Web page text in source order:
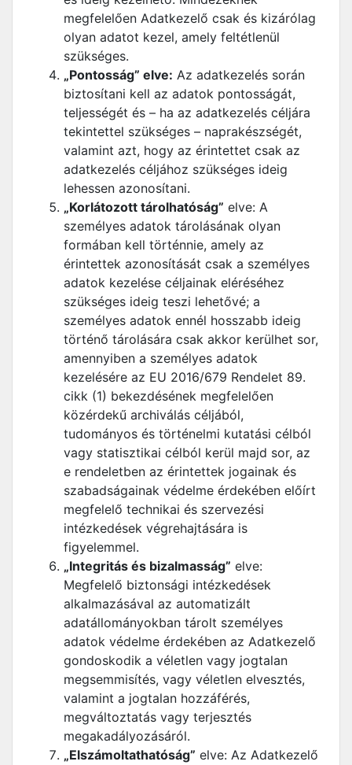
megfelelően Adatkezelő csak és kizárólag
olyan adatot kezel, amely feltétlenül
szükséges.
„Pontosság” elve: Az adatkezelés során
biztosítani kell az adatok pontosságát,
teljességét és – ha az adatkezelés céljára
tekintettel szükséges – naprakészségét,
valamint azt, hogy az érintettet csak az
adatkezelés céljához szükséges ideig
lehessen azonosítani.
„Korlátozott tárolhatóság” elve: A
személyes adatok tárolásának olyan
formában kell történnie, amely az
érintettek azonosítását csak a személyes
adatok kezelése céljainak eléréséhez
szükséges ideig teszi lehetővé; a
személyes adatok ennél hosszabb ideig
történő tárolására csak akkor kerülhet sor,
amennyiben a személyes adatok
kezelésére az EU 2016/679 Rendelet 89.
cikk (1) bekezdésének megfelelően
közérdekű archiválás céljából,
tudományos és történelmi kutatási célból
vagy statisztikai célból kerül majd sor, az
e rendeletben az érintettek jogainak és
szabadságainak védelme érdekében előírt
megfelelő technikai és szervezési
intézkedések végrehajtására is
figyelemmel.
„Integritás és bizalmasság” elve:
Megfelelő biztonsági intézkedések
alkalmazásával az automatizált
adatállományokban tárolt személyes
adatok védelme érdekében az Adatkezelő
gondoskodik a véletlen vagy jogtalan
megsemmisítés, vagy véletlen elvesztés,
valamint a jogtalan hozzáférés,
megváltoztatás vagy terjesztés
megakadályozásáról.
„Elszámoltathatóság” elve: Az Adatkezelő